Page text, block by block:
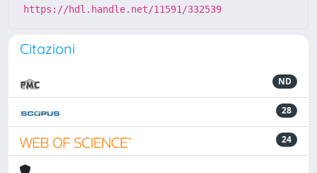
https://hdl.handle.net/11591/332539
Citazioni
ND
28
24